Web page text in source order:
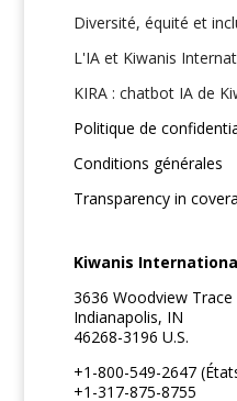
Diversité, équité et
L'IA et Kiwanis
KIRA : chatbot IA de
Politique de
Conditions générales
Transparency in
Kiwanis
3636 Woodview Trace
Indianapolis, IN
46268-3196 U.S.
+1-800-549-2647
+1-317-875-8755